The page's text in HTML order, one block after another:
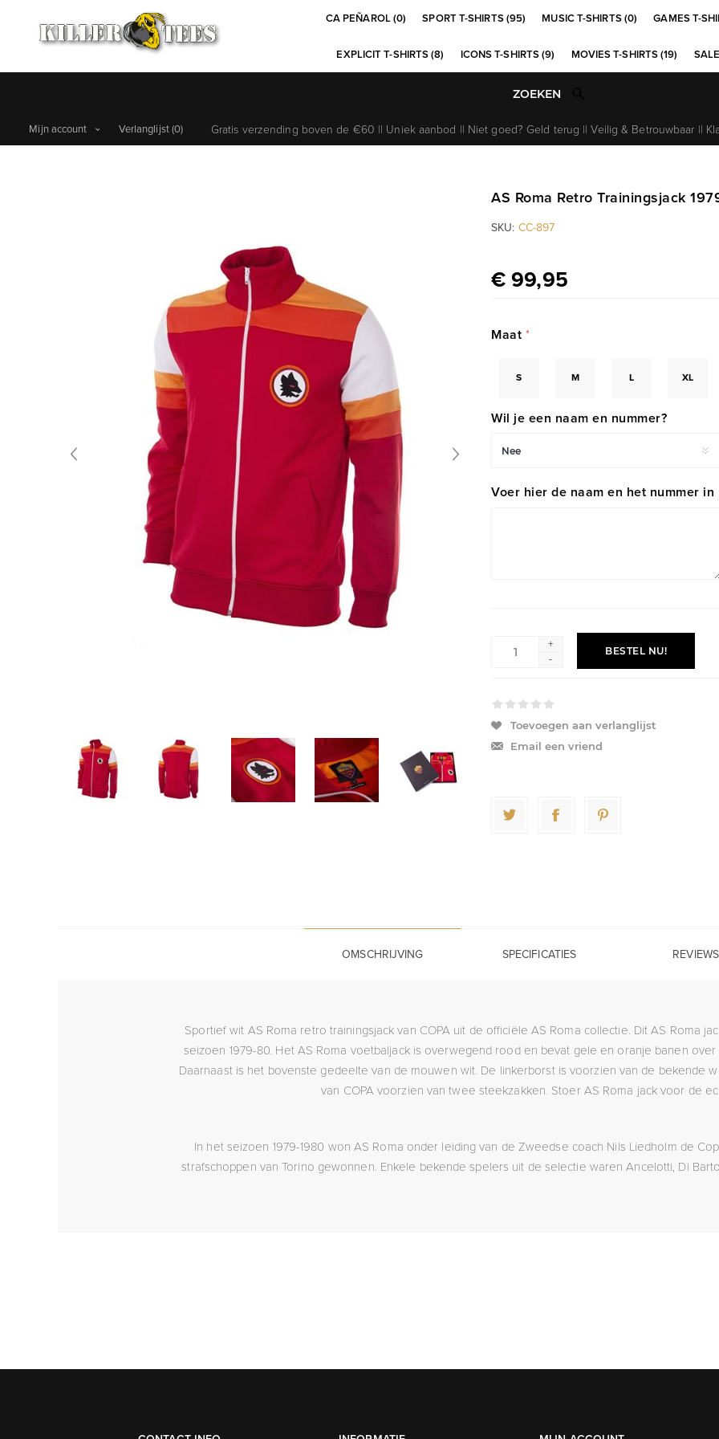
CA PEÑAROL (0) SPORT T-SHIRTS (95) MUSIC T-SHIRTS (0) GAMES T-
EXPLICIT T-SHIRTS (8) ICONS T-SHIRTS (9) MOVIES T-SHIRTS (19)
Gratis verzending boven de €60 || Uniek aanbod || Niet goed? Geld terug || Veilig & Betrouwbaar ||
Mijn account Verlanglijst(0)
AS Roma Retro Trainingsjack
SKU: CC-897
€ 99,95
Maat *
S M L XL
Wil je een naam en nummer?
Voer hier de naam en het nummer in
+
-
BESTEL NU!
Toevoegen aan verlanglijst
Email een vriend
OMSCHRIJVING SPECIFICATIES REVIEWS
Sportief wit AS Roma retro trainingsjack van COPA uit de officiële AS Roma collectie. Dit AS Roma
seizoen 1979-80. Het AS Roma voetbaljack is overwegend rood en bevat gele en oranje banen
Daarnaast is het bovenste gedeelte van de mouwen wit. De linkerborst is voorzien van de bekende
van COPA voorzien van twee steekzakken. Stoer AS Roma jack voor de
In het seizoen 1979-1980 won AS Roma onder leiding van de Zweedse coach Nils Liedholm de
strafschoppen van Torino gewonnen. Enkele bekende spelers uit de selectie waren Ancelotti, Di